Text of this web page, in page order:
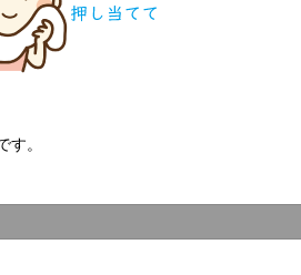
す。